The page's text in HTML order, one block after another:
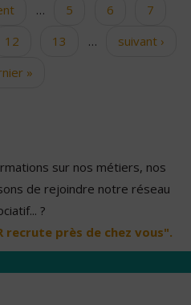
… 5 6
7
12 13 …
suivant ›
»
sur nos métiers, nos
de rejoindre notre réseau
?
recrute près de chez vous".